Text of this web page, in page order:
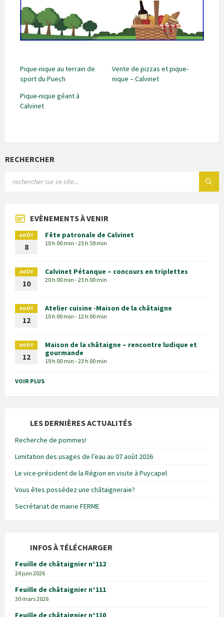
Pique-nique au terrain de
sport du Puech
Vente de pizzas et pique-
nique – Calvinet
Pique-nique géant à
Calvinet
RECHERCHER
EVÈNEMENTS À VENIR
AOÛT
8
Fête patronale de Calvinet
10 h 00 min - 23 h 59 min
AOÛT
10
Calvinet Pétanque – concours en triplettes
20 h 00 min - 23 h 00 min
AOÛT
12
Atelier cuisine -Maison de la châtaigne
10 h 00 min - 12 h 00 min
AOÛT
12
Maison de la châtaigne – rencontre ludique et
gourmande
19 h 00 min - 23 h 00 min
VOIR PLUS
LES DERNIÈRES ACTUALITÉS
Recherche de pommes!
Limitation des usages de l’eau au 07 août 2026
Le vice-président de la Région en visite à Puycapel
Vous êtes possédez une châtaigneraie?
Secrétariat de mairie FERME
INFOS À TÉLÉCHARGER
Feuille de châtaignier n°112
24 juin 2026
Feuille de châtaignier n°111
30 mars 2026